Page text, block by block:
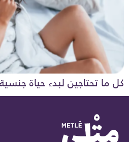
كل ما تحتاجين لبدء حياة